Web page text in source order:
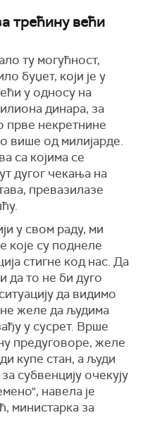
трећину већи
ту могућност,
буџет, који је у
у односу на
динара, за
прве некретнине
више од милијарде.
са којима се
дугог чекања на
превазилазе
у свом раду, ми
које су поднеле
стигне код нас. Да
да то не би дуго
да видимо
желе да људима
у сусрет. Врше
предуговоре, желе
купе стан, а људи
субвенцију очекују
навела је
министарка за